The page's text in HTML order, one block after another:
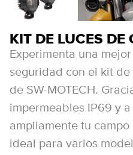
KIT DE LUCES DE
Experimenta una
seguridad con el kit
de SW-MOTECH.
impermeables IP69 y
ampliamente tu
ideal para varios